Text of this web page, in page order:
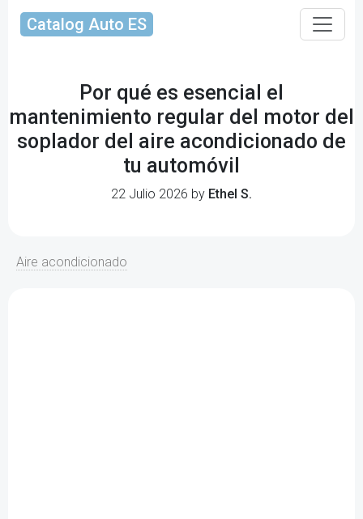
Catalog Auto ES
Por qué es esencial el
mantenimiento regular del motor del
soplador del aire acondicionado de
tu automóvil
22 Julio 2026 by Ethel S.
Aire acondicionado